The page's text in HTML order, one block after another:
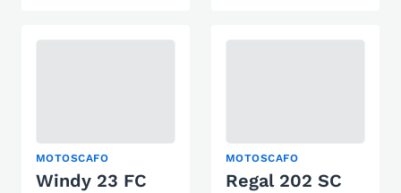
MOTOSCAFO
Windy 23 FC
MOTOSCAFO
Regal 202 SC